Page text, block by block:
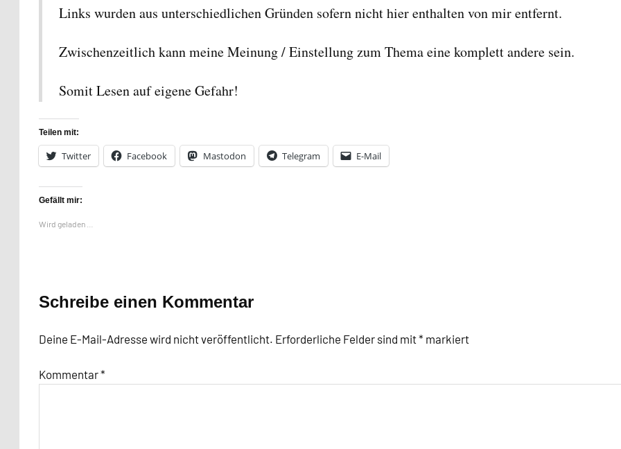
Links wurden aus unterschiedlichen Gründen sofern nicht hier enthalten von mir entfernt.
Zwischenzeitlich kann meine Meinung / Einstellung zum Thema eine komplett andere sein.
Somit Lesen auf eigene Gefahr!
Teilen mit:
Twitter Facebook Mastodon Telegram E-Mail
Gefällt mir:
Wird geladen …
Schreibe einen Kommentar
Deine E-Mail-Adresse wird nicht veröffentlicht. Erforderliche Felder sind mit* markiert
Kommentar*